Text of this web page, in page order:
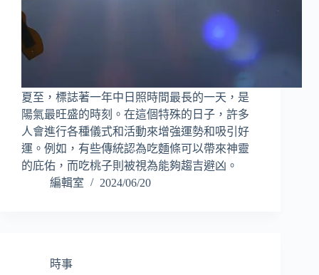
夏至，標誌著一年中日照時間最長的一天，是
陽氣最旺盛的時刻。在這個特殊的日子，許多
人會進行各種儀式和活動來增強運勢和吸引好
運。例如，有些傳統認為吃麵條可以帶來神靈
的庇佑，而吃桃子則被視為能夠趨吉避凶。
編輯室
2024/06/20
時事